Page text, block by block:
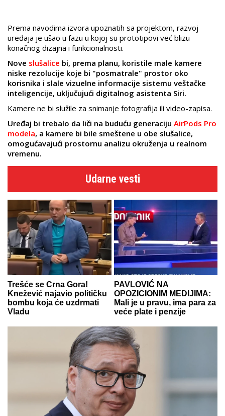
Prema navodima izvora upoznatih sa projektom, razvoj
uređaja je ušao u fazu u kojoj su prototipovi već blizu
konačnog dizajna i funkcionalnosti.
Nove slušalice bi, prema planu, koristile male kamere
niske rezolucije koje bi "posmatrale" prostor oko
korisnika i slale vizuelne informacije sistemu veštačke
inteligencije, uključujući digitalnog asistenta Siri.
Kamere ne bi služile za snimanje fotografija ili video-zapisa.
Uređaj bi trebalo da liči na buduću generaciju AirPods Pro
modela, a kamere bi bile smeštene u obe slušalice,
omogućavajući prostornu analizu okruženja u realnom
vremenu.
Udarne vesti
Trešće se Crna Gora!
Knežević najavio političku
bombu koja će uzdrmati
Vladu
PAVLOVIĆ NA
OPOZICIONIM MEDIJIMA:
Mali je u pravu, ima para za
veće plate i penzije